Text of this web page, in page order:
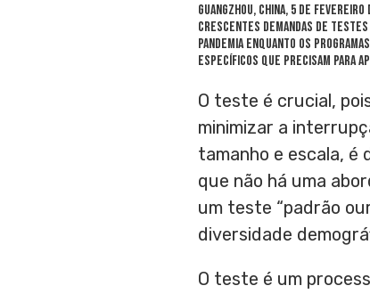
GUANGZHOU, China, 5 de fevereiro
crescentes demandas de testes
pandemia enquanto os
específicos que precisam para
O teste é crucial,
minimizar a
tamanho e escala,
que não há uma
um teste “padrão
diversidade
O teste é um